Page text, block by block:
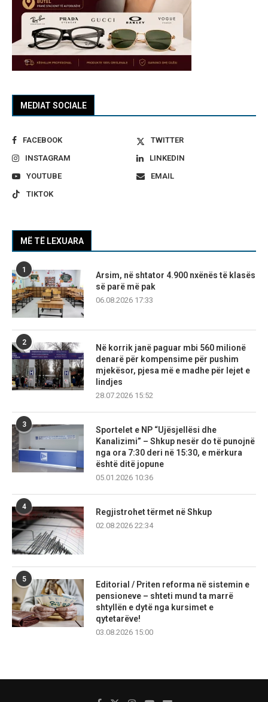
MEDIAT SOCIALE
FACEBOOK
TWITTER
INSTAGRAM
LINKEDIN
YOUTUBE
EMAIL
TIKTOK
MË TË LEXUARA
1
Arsim, në shtator 4.900 nxënës të klasës
së parë më pak
06.08.2026 17:33
2
Në korrik janë paguar mbi 560 milionë
denarë për kompensime për pushim
mjekësor, pjesa më e madhe për lejet e
lindjes
28.07.2026 15:52
3
Sportelet e NP “Ujësjellësi dhe
Kanalizimi” – Shkup nesër do të punojnë
nga ora 7:30 deri në 15:30, e mërkura
është ditë jopune
05.01.2026 10:36
4
Regjistrohet tërmet në Shkup
02.08.2026 22:34
5
Editorial / Priten reforma në sistemin e
pensioneve – shteti mund ta marrë
shtyllën e dytë nga kursimet e
qytetarëve!
03.08.2026 15:00